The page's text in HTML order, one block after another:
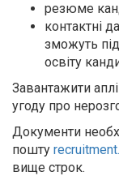
резюме
контактні
зможуть
освіту
Завантажити
угоду про
Документи
пошту
вище строк.